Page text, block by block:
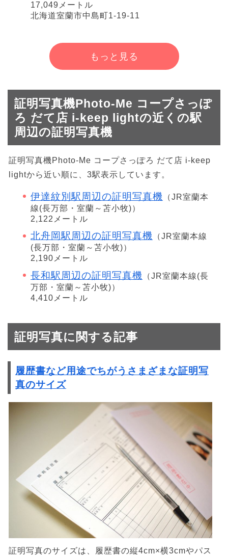
17,049メートル
北海道室蘭市中島町1-19-11
もっと見る
証明写真機Photo-Me コープさっぽ
ろ だて店 i-keep lightの近くの駅
周辺の証明写真機
証明写真機Photo-Me コープさっぽろ だて店 i-keep
lightから近い順に、3駅表示しています。
伊達紋別駅周辺の証明写真機
（JR室蘭本
線(長万部・室蘭～苫小牧)）
2,122メートル
北舟岡駅周辺の証明写真機
（JR室蘭本線
(長万部・室蘭～苫小牧)）
2,190メートル
長和駅周辺の証明写真機
（JR室蘭本線(長
万部・室蘭～苫小牧)）
4,410メートル
証明写真に関する記事
履歴書など用途でちがうさまざまな証明写
真のサイズ
証明写真のサイズは、履歴書の縦4cm×横3cmやパス